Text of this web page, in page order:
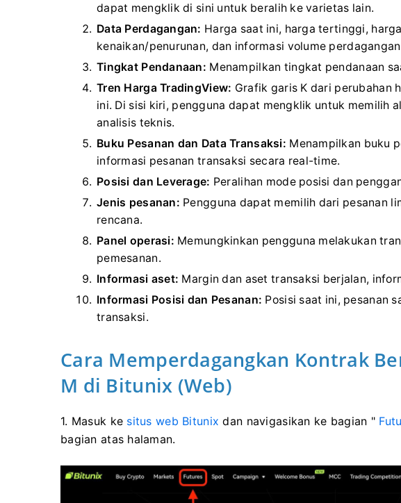
dapat mengklik di sini untuk beralih ke varietas lain.
Data Perdagangan: Harga saat ini, harga tertinggi,
kenaikan/penurunan, dan informasi volume
Tingkat Pendanaan: Menampilkan tingkat pendanaan
Tren Harga TradingView: Grafik garis K dari perubahan
ini. Di sisi kiri, pengguna dapat mengklik untuk memilih
analisis teknis.
Buku Pesanan dan Data Transaksi: Menampilkan buku
informasi pesanan transaksi secara real-time.
Posisi dan Leverage: Peralihan mode posisi dan
Jenis pesanan: Pengguna dapat memilih dari pesanan
rencana.
Panel operasi: Memungkinkan pengguna melakukan
pemesanan.
Informasi aset: Margin dan aset transaksi berjalan,
Informasi Posisi dan Pesanan: Posisi saat ini, pesanan
transaksi.
Cara Memperdagangkan Kontrak
M di Bitunix (Web)
1. Masuk ke situs web Bitunix dan navigasikan ke bagian "
bagian atas halaman.